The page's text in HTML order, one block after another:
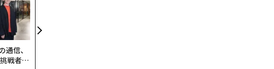
通信、
戦者が
ションの10年